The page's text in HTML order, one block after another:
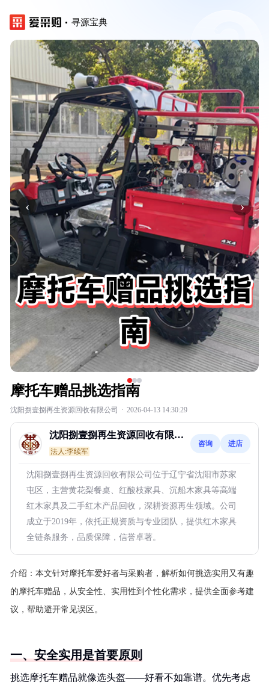
寻源宝典
‹ ›
摩托车赠品挑选指南
沈阳捌壹捌再生资源回收有限公司 · 2026-04-13 14:30:29
沈阳捌壹捌再生资源回收有限公
司
法人:李续军
咨询 进店
沈阳捌壹捌再生资源回收有限公司位于辽宁省沈阳市苏家
屯区，主营黄花梨餐桌、红酸枝家具、沉船木家具等高端
红木家具及二手红木产品回收，深耕资源再生领域。公司
成立于2019年，依托正规资质与专业团队，提供红木家具
全链条服务，品质保障，信誉卓著。
介绍： 本文针对摩托车爱好者与采购者，解析如何挑选实用又有趣
的摩托车赠品，从安全性、实用性到个性化需求，提供全面参考建
议，帮助避开常见误区。
一、安全实用是首要原则
挑选摩托车赠品就像选头盔——好看不如靠谱。优先考虑